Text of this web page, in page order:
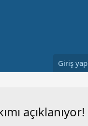
Giriş yap
açıklanıyor!